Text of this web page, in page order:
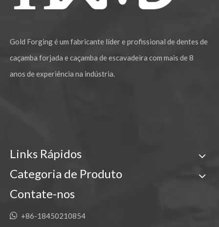
Gold Forging é um fabricante líder e profissional de dentes de
caçamba forjada e caçamba de escavadeira com mais de 8
anos de experiência na indústria.
Links Rápidos
Categoria de Produto
Contate-nos
 +86-18450210854